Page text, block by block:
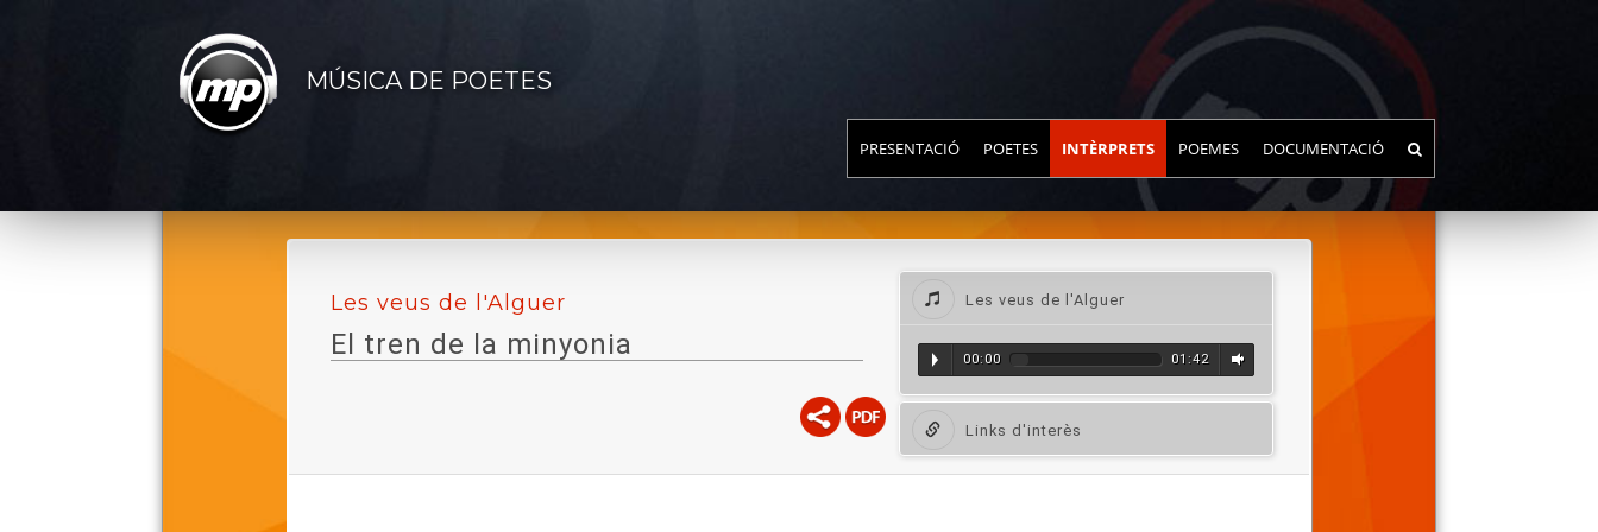
MÚSICA DE POETES
PRESENTACIÓ POETES INTÈRPRETS POEMES DOCUMENTACIÓ
Les veus de l'Alguer
El tren de la minyonia
Les veus de l'Alguer
00:00 01:42
Links d'interès